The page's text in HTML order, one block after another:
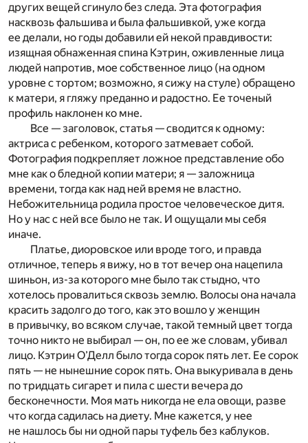
других вещей сгинуло без следа. Эта фотография
насквозь фальшива и была фальшивкой, уже когда
ее делали, но годы добавили ей некой правдивости:
изящная обнаженная спина Кэтрин, оживленные лица
людей напротив, мое собственное лицо (на одном
уровне с тортом; возможно, я сижу на стуле) обращено
к матери, я гляжу преданно и радостно. Ее точеный
профиль наклонен ко мне.
Все — заголовок, статья — сводится к одному:
актриса с ребенком, которого затмевает собой.
Фотография подкрепляет ложное представление обо
мне как о бледной копии матери; я — заложница
времени, тогда как над ней время не властно.
Небожительница родила простое человеческое дитя.
Но у нас с ней все было не так. И ощущали мы себя
иначе.
Платье, диоровское или вроде того, и правда
отличное, теперь я вижу, но в тот вечер она нацепила
шиньон, из-за которого мне было так стыдно, что
хотелось провалиться сквозь землю. Волосы она начала
красить задолго до того, как это вошло у женщин
в привычку, во всяком случае, такой темный цвет тогда
точно никто не выбирал — он, по ее же словам, убивал
лицо. Кэтрин О’Делл было тогда сорок пять лет. Ее сорок
пять — не нынешние сорок пять. Она выкуривала в день
по тридцать сигарет и пила с шести вечера до
бесконечности. Моя мать никогда не ела овощи, разве
что когда садилась на диету. Мне кажется, у нее
не нашлось бы ни одной пары туфель без каблуков.